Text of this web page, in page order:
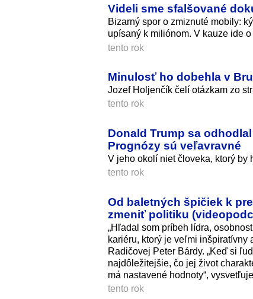
Videli sme sfalšované
Bizarný spor o zmiznuté mobily:
upísaný k miliónom. V kauze ide
tento rok
Minulosť ho dobehla v
Jozef Holjenčík čelí otázkam zo
tento rok
Donald Trump sa
Prognózy sú veľavravné
V jeho okolí niet človeka, ktorý by
tento rok
Od baletných špičiek k
zmeniť politiku
„Hľadal som príbeh lídra,
kariéru, ktorý je veľmi inšpiratívny
Radičovej Peter Bárdy. „Keď si
najdôležitejšie, čo jej život
má nastavené hodnoty“,
tento rok